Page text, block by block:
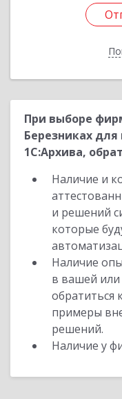
При выборе
Березниках
1С:Архива,
Наличие и
и решений
которые
Наличие
в вашей
обратиться
примеры
решений.
Наличие у